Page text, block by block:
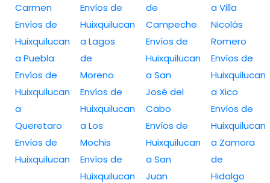
Carmen
Envíos de
Huixquilucan
a Puebla
Envíos de
Huixquilucan
a
Queretaro
Envíos de
Huixquilucan
Envíos de
Huixquilucan
a Lagos
de
Moreno
Envíos de
Huixquilucan
a Los
Mochis
Envíos de
Huixquilucan
de
Campeche
Envíos de
Huixquilucan
a San
José del
Cabo
Envíos de
Huixquilucan
a San
Juan
a Villa
Nicolás
Romero
Envíos de
Huixquilucan
a Xico
Envíos de
Huixquilucan
a Zamora
de
Hidalgo